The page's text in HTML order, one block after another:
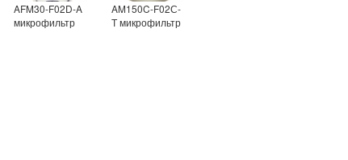
AFM30-F02D-A
микрофильтр
AM150C-F02С-
Т микрофильтр